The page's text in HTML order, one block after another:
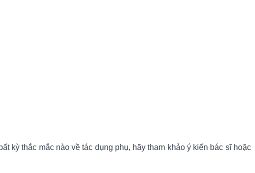
kỳ thắc mắc nào về tác dụng phụ, hãy tham khảo ý kiến bác sĩ hoặc